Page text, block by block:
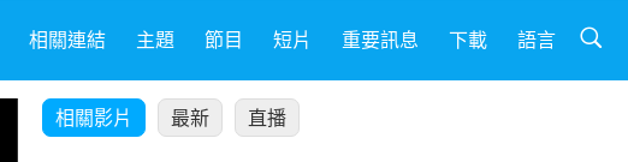
相關連結 主題 節目 短片 重要訊息 下載 語言
相關影片 最新 直播